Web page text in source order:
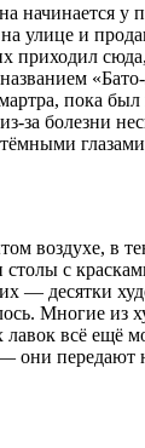
у
улице и
сюда,
пока
за
воздухе, в
с
— десятки
Многие из
всё ещё
передают